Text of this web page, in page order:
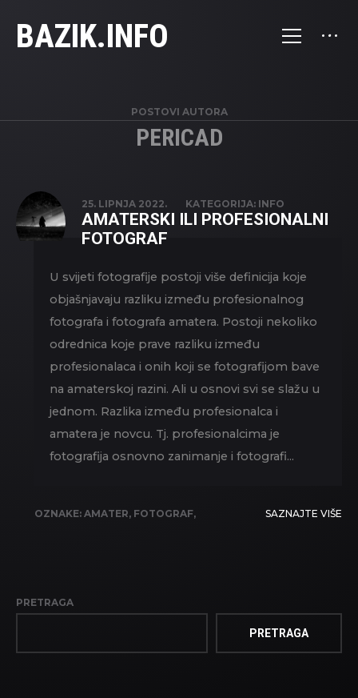
BAZIK.INFO
POSTOVI AUTORA
PERICAD
25. LIPNJA 2022. KATEGORIJA: INFO
AMATERSKI ILI PROFESIONALNI
FOTOGRAF
U svijeti fotografije postoji više definicija koje
objašnjavaju razliku između profesionalnog
fotografa i fotografa amatera. Postoji nekoliko
odrednica koje prave razliku između
profesionalaca i onih koji se fotografijom bave
na amaterskoj razini. Ali u osnovi svi se slažu u
jednom. Razlika između profesionalca i
amatera je novcu. Tj. profesionalcima je
fotografija osnovno zanimanje i fotografi...
OZNAKE: AMATER, FOTOGRAF,
SAZNAJTE VIŠE
PRETRAGA
PRETRAGA